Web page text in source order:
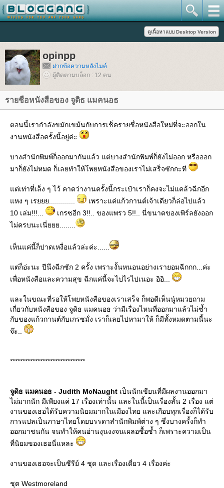
opinpp
ฝากข้อความหลังไมค์
ผู้ติดตามบล็อก : 12 คน
รายชือหนังสือของ จูดิธ แมคนอธ
ตอนนี้เรากำลังขมักเขม้นกับการเช็ครายชื่อหนังสือใหม่ที่จะออกใน
งานหนังสือครั้งนี้อยู่ค่ะ
บางสำนักพิมพ์ก็ออกมากันแล้ว แต่บางสำนักพิมพ์ก็ยังไม่ออก หรือออก
มาก็ยังไม่หมด ก็เลยทำให้โพยหนังสือของเราไม่เสร็จซักกะที
ต่เท่าที่เล็ง ๆ ไว้ คาดว่างานครั้งนี้กระเป๋าเราก็คงจะไม่แคล้วฉีกอีก
หง ๆ เรยยย.............
เพราะแค่แก้วกานต์เจ้าเดียวก็ล่อไปแล้ว
10 เล่ม!!!...
เกรซอีก 3!!.. ของแพรว 5!!.. นี่ขนาดของเพิร์ลยังออก
ไม่ครบนะเนี่ยยย........
เห็นแค่นี้ก็ปาดเหงื่อแล้วล่ะค่ะ......
ต่ก็อ่ะนะ ปีนึงฉีกซัก 2 ครั้ง เพราะงั้นหนอนอย่างเรายอมฉีกกก...ค่ะ
เพื่อหนังสือและความสุข ฉีกแค่นี้จะไปไรไปเนอะ อิอิ...
ละในขณะที่รอให้โพยหนังสือของเราเสร็จ ก็พอดีเห็นนู๋หมวยถาม
เกี่ยวกับหนังสือของ จูดิธ แมคนอธ ว่ามีเรื่องไหนที่ออกมาแล้วไม่ซ้ำ
กับของแก้วกานต์กับเกรซมั่ง เราก็เลยไปหามาให้ ก็มีทั้งหมดตามนี้นะ
จ๊ะ..
******************************
จูดิธ แมคนอธ - Judith McNaught เป็นนักเขียนที่มีผลงานออกมา
ไม่มากนัก มีเพียงแค่ 17 เรื่องเท่านั้น และในนี้เป็นเรื่องสั้น 2 เรื่อง แต่
งานของเธอได้รับความนิยมมากในเมืองไทย และเกือบทุกเรื่องก็ได้รับ
การแปลเป็นภาษาไทยโดยบรรดาสำนักพิมพ์ต่าง ๆ ซึ่งบางครั้งก็ทำ
ออกมาชนกัน จนทำให้คนอ่านงุนงงจนเผลอซื้อซ้ำ ก็เพราะความเป็น
ที่นิยมของเธอนี่แหละ
งานของเธอจะเป็นซีรีย์ 4 ชุด และเรื่องเดี่ยว 4 เรื่องค่ะ
ชุด Westmoreland